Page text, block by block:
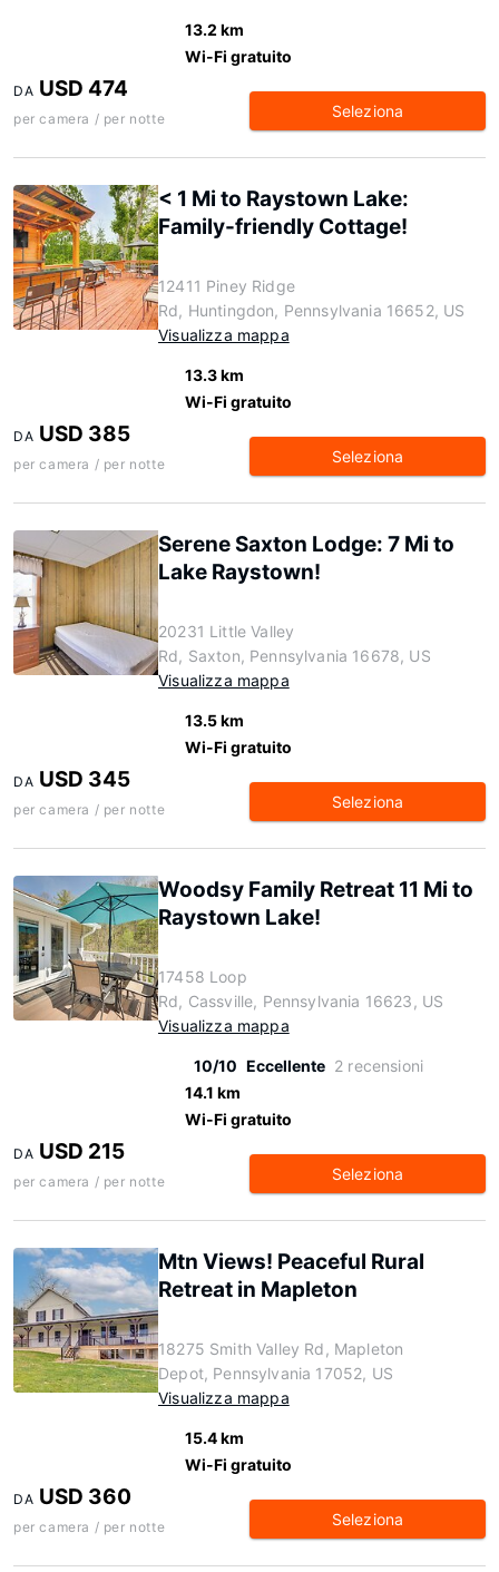
13.2 km
Wi-Fi gratuito
DA USD 474
per camera / per notte Seleziona
< 1 Mi to Raystown Lake:
Family-friendly Cottage!
12411 Piney Ridge
Rd, Huntingdon, Pennsylvania 16652, US
Visualizza mappa
13.3 km
Wi-Fi gratuito
DA USD 385
per camera / per notte Seleziona
Serene Saxton Lodge: 7 Mi to
Lake Raystown!
20231 Little Valley
Rd, Saxton, Pennsylvania 16678, US
Visualizza mappa
13.5 km
Wi-Fi gratuito
DA USD 345
per camera / per notte Seleziona
Woodsy Family Retreat 11 Mi to
Raystown Lake!
17458 Loop
Rd, Cassville, Pennsylvania 16623, US
Visualizza mappa
10/10 Eccellente 2 recensioni
14.1 km
Wi-Fi gratuito
DA USD 215
per camera / per notte Seleziona
Mtn Views! Peaceful Rural
Retreat in Mapleton
18275 Smith Valley Rd, Mapleton
Depot, Pennsylvania 17052, US
Visualizza mappa
15.4 km
Wi-Fi gratuito
DA USD 360
per camera / per notte Seleziona